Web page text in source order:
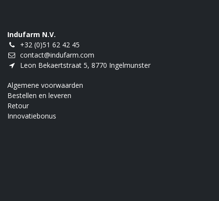
Indufarm N.V.
+32 (0)51 62 42 45
contact@indufarm.com
Leon Bekaertstraat 5, 8770 Ingelmunster
Algemene voorwaarden
Bestellen en leveren
Retour
Innovatiebonus